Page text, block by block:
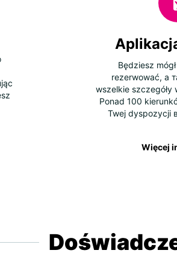
Będziesz
rezerwować, а
wszelkie szczegóły
Ponad 100
Twej dyspozycji
Więcej